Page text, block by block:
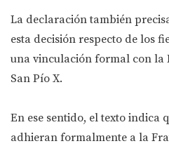
La declaración también
esta decisión respecto de los
una vinculación formal con la
San Pío X.
En ese sentido, el texto indica
adhieran formalmente a la